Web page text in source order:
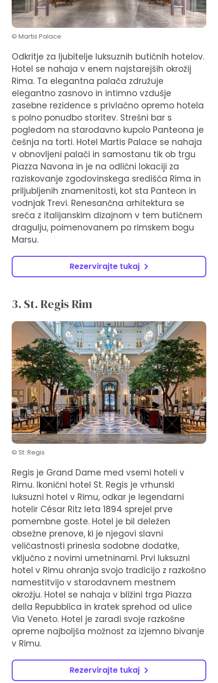
© Martis Palace
Odkritje za ljubitelje luksuznih butičnih hotelov.
Hotel se nahaja v enem najstarejših okrožij
Rima. Ta elegantna palača združuje
elegantno zasnovo in intimno vzdušje
zasebne rezidence s privlačno opremo hotela
s polno ponudbo storitev. Strešni bar s
pogledom na starodavno kupolo Panteona je
češnja na torti. Hotel Martis Palace se nahaja
v obnovljeni palači in samostanu tik ob trgu
Piazza Navona in je na odlični lokaciji za
raziskovanje zgodovinskega središča Rima in
priljubljenih znamenitosti, kot sta Panteon in
vodnjak Trevi. Renesančna arhitektura se
sreča z italijanskim dizajnom v tem butičnem
dragulju, poimenovanem po rimskem bogu
Marsu.
Rezervirajte tukaj
3. St. Regis Rim
© St. Regis
Regis je Grand Dame med vsemi hoteli v
Rimu. Ikonični hotel St. Regis je vrhunski
luksuzni hotel v Rimu, odkar je legendarni
hotelir César Ritz leta 1894 sprejel prve
pomembne goste. Hotel je bil deležen
obsežne prenove, ki je njegovi slavni
veličastnosti prinesla sodobne dodatke,
vključno z novimi umetninami. Prvi luksuzni
hotel v Rimu ohranja svojo tradicijo z razkošno
namestitvijo v starodavnem mestnem
okrožju. Hotel se nahaja v bližini trga Piazza
della Repubblica in kratek sprehod od ulice
Via Veneto. Hotel je zaradi svoje razkošne
opreme najboljša možnost za izjemno bivanje
v Rimu.
Rezervirajte tukaj